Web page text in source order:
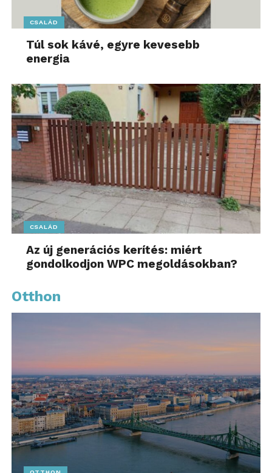
A megújult bejáraton belépve a vásárlókat friss
zöldség-gyümölcs kínálat és egy jól látható akciós
terület fogadja, amely megkönnyíti az aktuális
kedvezmények áttekintését. Innen a tejtermékek
részlege vezeti tovább a vásárlókat az üzlet hátsó
részébe, ahol kényelmi termékek és új
szolgáltatásként önkiszolgáló grill pult egészíti ki a
kínálatot. A gyors fizetést két hagyományos szalagos
kassza és öt önkiszolgáló kassza biztosítja. A
kerékpárral érkezők számára az üzlet mellett
kerékpártároló áll rendelkezésre. Az
italcsomagolások visszaváltását az épület oldalán,
külön bejáraton keresztül elérhető REpont segíti,
amely mellett a nem visszaváltható csomagolások
További friss híreket talál awww.sziamaci.hu
CSALÁD
Túl sok kávé, egyre kevesebb
energia
CSALÁD
Az új generációs kerítés: miért
gondolkodjon WPC megoldásokban?
Otthon